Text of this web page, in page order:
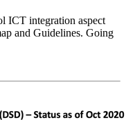
ICT integration aspect
and Guidelines. Going